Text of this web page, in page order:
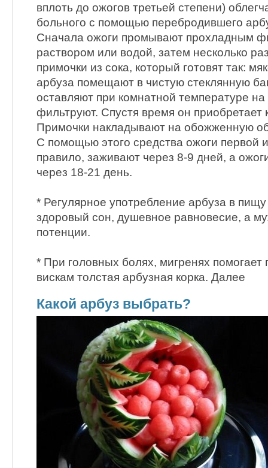
вплоть до ожогов третьей степени)
больного с помощью перебродившего
Сначала ожоги промывают прохладным
раствором или водой, затем несколько
примочки из сока, который готовят так:
арбуза помещают в чистую стеклянную
оставляют при комнатной температуре
фильтруют. Спустя время он приобретает
Примочки накладывают на обожженную
С помощью этого средства ожоги первой
правило, заживают через 8-9 дней, а
через 18-21 день.
* Регулярное употребление арбуза в
здоровый сон, душевное равновесие, а
потенции.
* При головных болях, мигренях помогает
вискам толстая арбузная корка. Далее
Какой арбуз выбрать?